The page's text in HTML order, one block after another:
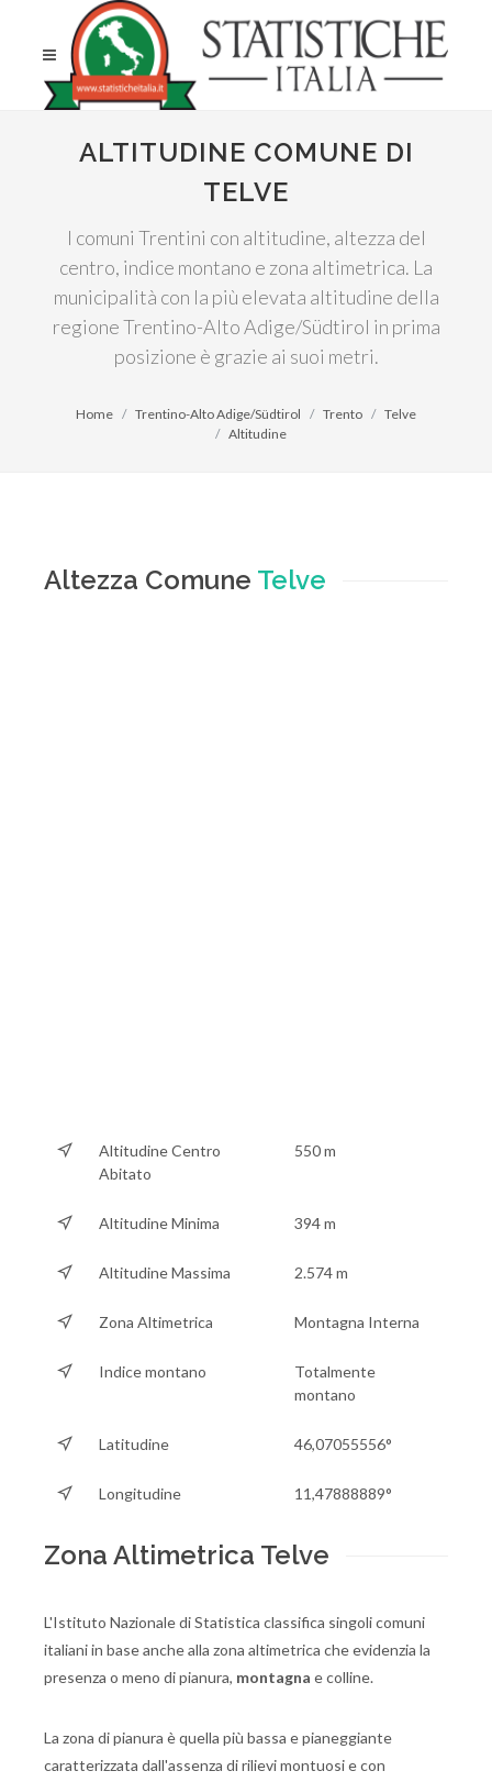
ALTITUDINE COMUNE DI
TELVE
I comuni Trentini con altitudine, altezza del
centro, indice montano e zona altimetrica. La
municipalità con la più elevata altitudine della
regione Trentino-Alto Adige/Südtirol in prima
posizione è grazie ai suoi metri.
Home Trentino-Alto Adige/Südtirol Trento
Telve
Altitudine
Altezza Comune Telve
Altitudine Centro
Abitato
550 m
Altitudine Minima 394 m
Altitudine Massima 2.574 m
Zona Altimetrica Montagna Interna
Indice montano
Totalmente
montano
Latitudine 46,07055556°
Longitudine 11,47888889°
Zona Altimetrica Telve
L'Istituto Nazionale di Statistica classifica singoli comuni
italiani in base anche alla zona altimetrica che evidenzia la
presenza o meno di pianura, montagna e colline.
La zona di pianura è quella più bassa e pianeggiante
caratterizzata dall'assenza di rilievi montuosi e con